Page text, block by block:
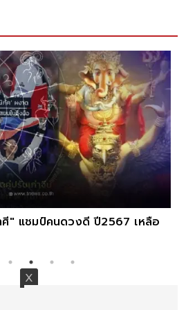
ศี" แชมป์คนดวงดี ปี2567 เหลือ